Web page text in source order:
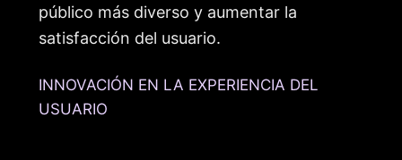
público más diverso y aumentar la
satisfacción del usuario.
INNOVACIÓN EN LA EXPERIENCIA DEL
USUARIO